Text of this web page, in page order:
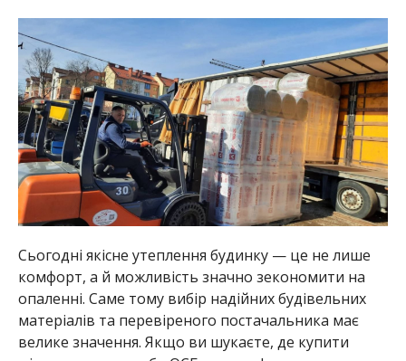
Сьогодні якісне утеплення будинку — це не лише
комфорт, а й можливість значно зекономити на
опаленні. Саме тому вибір надійних будівельних
матеріалів та перевіреного постачальника має
велике значення. Якщо ви шукаєте, де купити